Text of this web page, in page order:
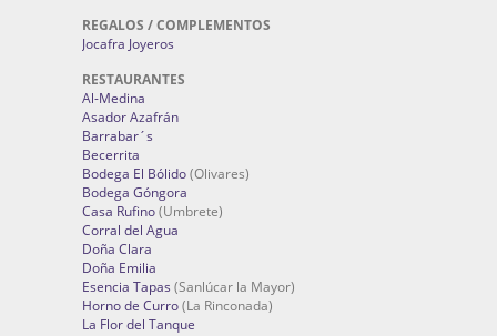
REGALOS / COMPLEMENTOS
Jocafra Joyeros
RESTAURANTES
Al-Medina
Asador Azafrán
Barrabar´s
Becerrita
Bodega El Bólido(Olivares)
Bodega Góngora
Casa Rufino(Umbrete)
Corral del Agua
Doña Clara
Doña Emilia
Esencia Tapas (Sanlúcar la Mayor)
Horno de Curro(La Rinconada)
La Flor del Tanque